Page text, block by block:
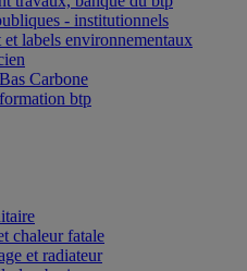
- institutionnels
labels environnementaux
Carbone
btp
chaleur fatale
et radiateur